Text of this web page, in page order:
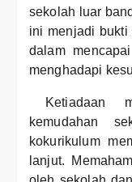
sekolah luar
ini menjadi bukti
dalam
menghadapi
Ketiadaan
kemudahan
kokurikulum
lanjut.